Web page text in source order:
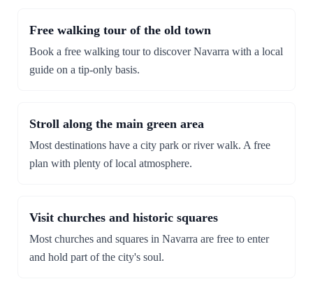
Free walking tour of the old town
Book a free walking tour to discover Navarra with a local
guide on a tip-only basis.
Stroll along the main green area
Most destinations have a city park or river walk. A free
plan with plenty of local atmosphere.
Visit churches and historic squares
Most churches and squares in Navarra are free to enter
and hold part of the city's soul.